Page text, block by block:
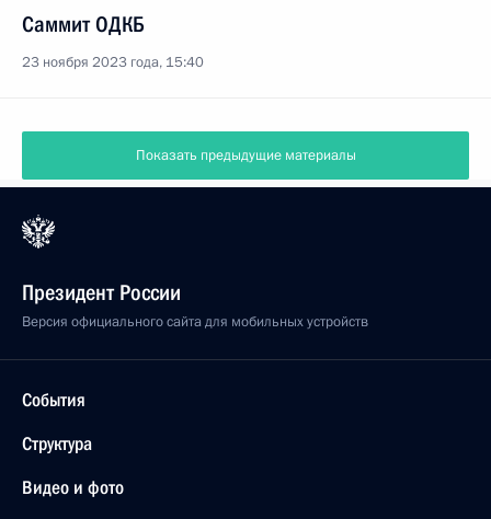
Саммит ОДКБ
23 ноября 2023 года, 15:40
Показать предыдущие материалы
Президент России
Версия официального сайта для мобильных устройств
События
Структура
Видео и фото